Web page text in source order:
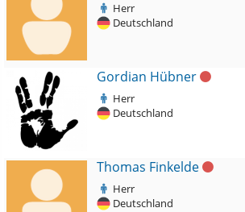
Herr
Deutschland
Gordian Hübner
Herr
Deutschland
Thomas Finkelde
Herr
Deutschland